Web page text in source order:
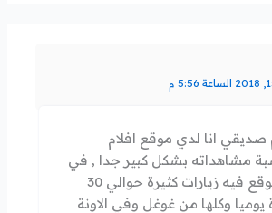
صديقي انا لدي موقع افلام
مشاهداته بشكل كبير جدا , في
الاول كان الموقع فيه زيارات كثيرة حوالي 30
وكلها من غوغل وفي الاونة